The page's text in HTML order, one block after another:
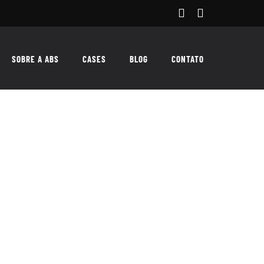
Facebook
SOBRE A ABS CASES BLOG CONTATO